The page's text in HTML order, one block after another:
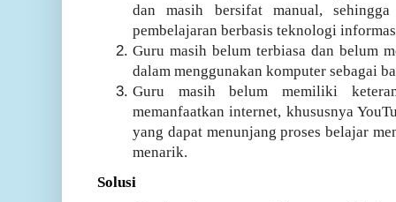
dan masih bersifat manual,
pembelajaran berbasis teknologi
Guru masih belum terbiasa dan belum
dalam menggunakan komputer sebagai
Guru masih belum memiliki
memanfaatkan internet, khususnya
yang dapat menunjang proses belajar
menarik.
Solusi